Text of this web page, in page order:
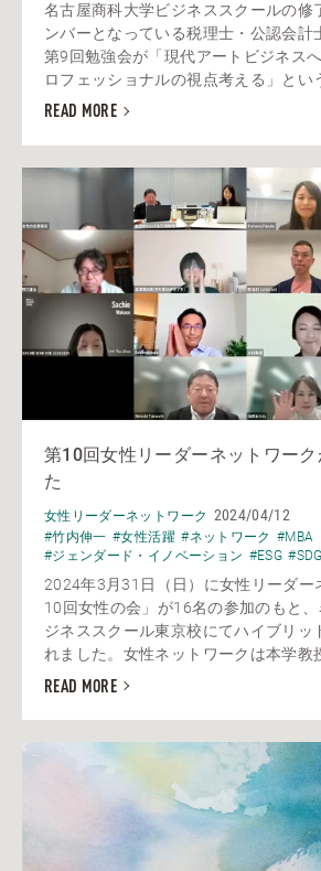
名古屋商科大学ビジネススクールの修
ンバーとなっている税理士・公認会計
第9回勉強会が「現代アートビジネス
ロフェッショナルの視点考える」とい
READ MORE
第10回女性リーダーネットワー
た
女性リーダーネットワーク 2024/04/12
#竹内伸一 #女性活躍 #ネットワーク #MBA
#ジェンダード・イノベーション #ESG
2024年3月31日（日）に女性リーダー
10回女性の会」が16名の参加のもと
ジネススクール東京校にてハイブリッ
れました。女性ネットワークは本学教
READ MORE